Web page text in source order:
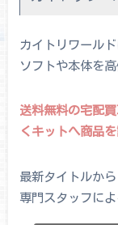
カイトリワール
ソフトや本体を
送料無料の宅配
くキットへ商品
最新タイトルか
専門スタッフに